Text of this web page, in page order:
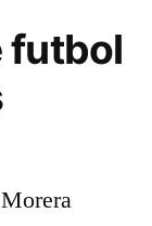
futbol